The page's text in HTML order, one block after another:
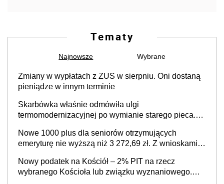
Tematy
Najnowsze Wybrane
Zmiany w wypłatach z ZUS w sierpniu. Oni dostaną
pieniądze w innym terminie
Skarbówka właśnie odmówiła ulgi
termomodernizacyjnej po wymianie starego pieca.
Nowe 1000 plus dla seniorów otrzymujących
emeryturę nie wyższą niż 3 272,69 zł. Z wnioskami
nie otrzymają
Nowy podatek na Kościół – 2% PIT na rzecz
wybranego Kościoła lub związku wyznaniowego.